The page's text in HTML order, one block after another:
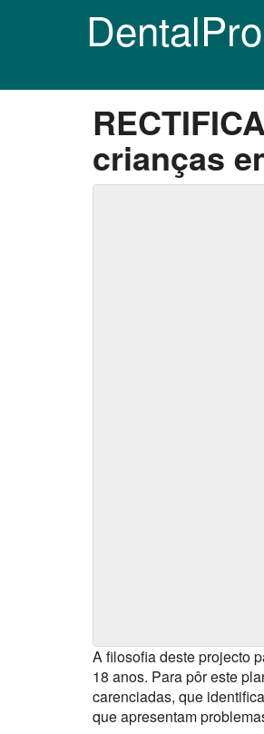
DentalPro
crianças
A filosofia deste projecto
18 anos. Para pôr este
carenciadas, que
que apresentam